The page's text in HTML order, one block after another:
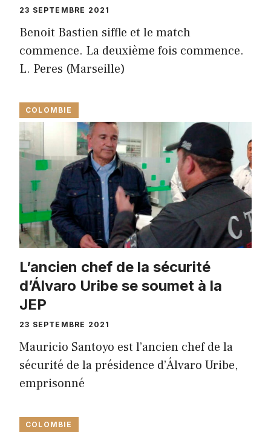
23 SEPTEMBRE 2021
Benoit Bastien siffle et le match
commence. La deuxième fois commence.
L. Peres (Marseille)
COLOMBIE
L’ancien chef de la sécurité
d’Álvaro Uribe se soumet à la
JEP
23 SEPTEMBRE 2021
Mauricio Santoyo est l’ancien chef de la
sécurité de la présidence d’Álvaro Uribe,
emprisonné
COLOMBIE